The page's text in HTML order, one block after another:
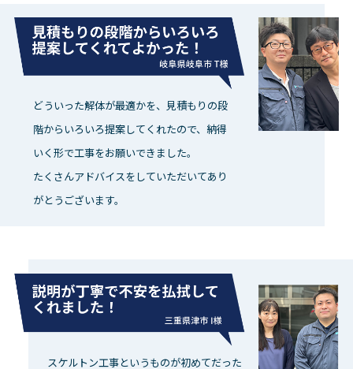
どういった解体が最適かを、見積もりの段
階からいろいろ提案してくれたので、納得
いく形で工事をお願いできました。
たくさんアドバイスをしていただいてあり
がとうございます。
スケルトン工事というものが初めてだった